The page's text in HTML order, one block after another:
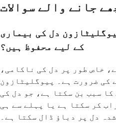
جانے والے سوالات
دل کی بیماری
کے لیے محفوظ ہیں؟
خاص طور پر دل کی ناکامی،
کی ضرورت ہے۔ پیوگلیٹازون
سبب بن سکتا ہے، جو دل کی
کر سکتا ہے یا پہلے سے ہی
دل پر دباؤ ڈال سکتا ہے۔